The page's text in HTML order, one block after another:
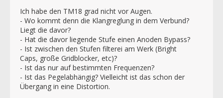
Ich habe den TM18 grad nicht vor Augen.
- Wo kommt denn die Klangreglung in dem Verbund?
Liegt die davor?
- Hat die davor liegende Stufe einen Anoden Bypass?
- Ist zwischen den Stufen filterei am Werk (Bright
Caps, große Gridblocker, etc)?
- Ist das nur auf bestimmten Frequenzen?
- Ist das Pegelabhängig? Vielleicht ist das schon der
Übergang in eine Distortion.